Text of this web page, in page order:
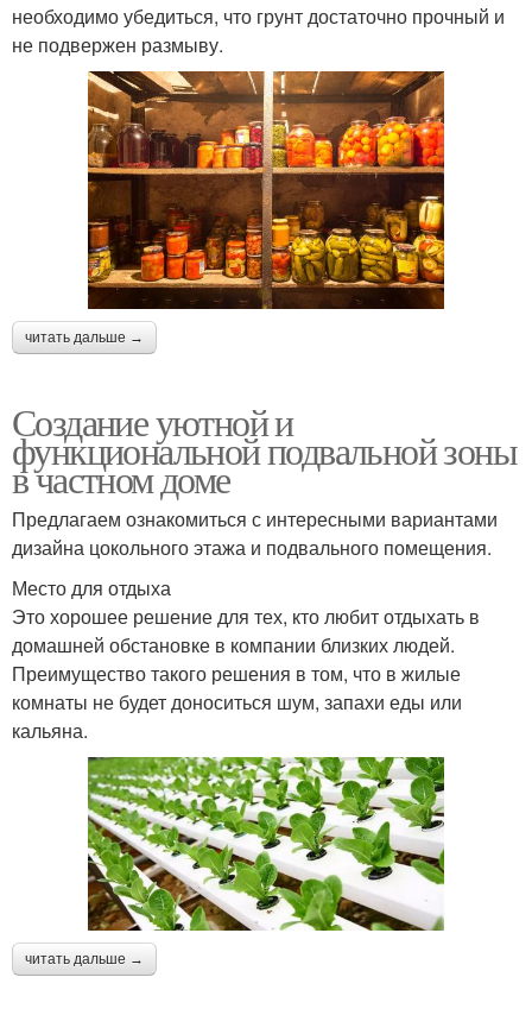
необходимо убедиться, что грунт достаточно прочный и
не подвержен размыву.
читать дальше →
Создание уютной и
функциональной подвальной зоны
в частном доме
Предлагаем ознакомиться с интересными вариантами
дизайна цокольного этажа и подвального помещения.
Место для отдыха
Это хорошее решение для тех, кто любит отдыхать в
домашней обстановке в компании близких людей.
Преимущество такого решения в том, что в жилые
комнаты не будет доноситься шум, запахи еды или
кальяна.
читать дальше →